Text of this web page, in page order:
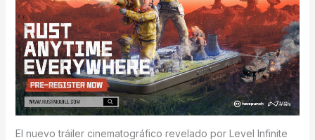
El nuevo tráiler cinematográfico revelado por Level Infinite